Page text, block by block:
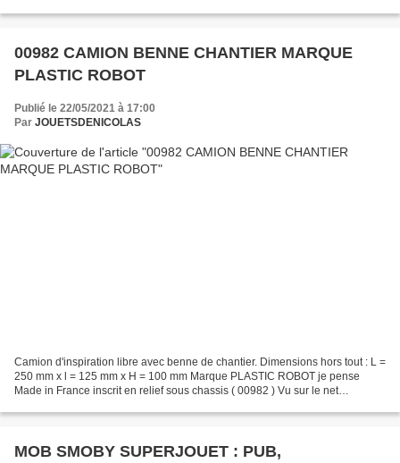
00982 CAMION BENNE CHANTIER MARQUE
PLASTIC ROBOT
Publié le 22/05/2021 à 17:00
Par JOUETSDENICOLAS
Camion d'inspiration libre avec benne de chantier. Dimensions hors tout : L =
250 mm x l = 125 mm x H = 100 mm Marque PLASTIC ROBOT je pense
Made in France inscrit en relief sous chassis ( 00982 ) Vu sur le net
MOB SMOBY SUPERJOUET : PUB,